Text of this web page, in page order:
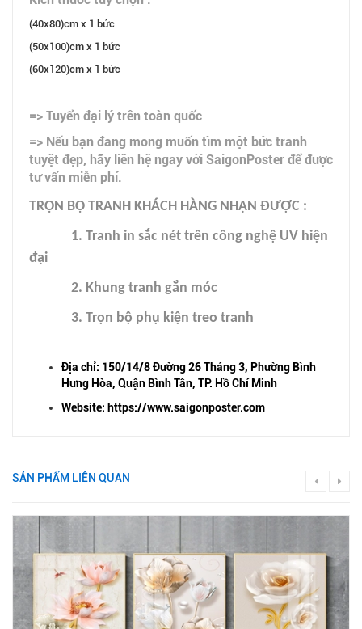
(40x80)cm x 1 bức
(50x100)cm x 1 bức
(60x120)cm x 1 bức
=> Tuyển đại lý trên toàn quốc
=> Nếu bạn đang mong muốn tìm một bức tranh
tuyệt đẹp, hãy liên hệ ngay với SaigonPoster để được
tư vấn miễn phí.
TRỌN BỘ TRANH KHÁCH HÀNG NHẬN ĐƯỢC :
1. Tranh in sắc nét trên công nghệ UV hiện
đại
2. Khung tranh gắn móc
3. Trọn bộ phụ kiện treo tranh
Địa chỉ: 150/14/8 Đường 26 Tháng 3, Phường Bình
Hưng Hòa, Quận Bình Tân, TP. Hồ Chí Minh
Website: https://www.saigonposter.com
SẢN PHẨM LIÊN QUAN